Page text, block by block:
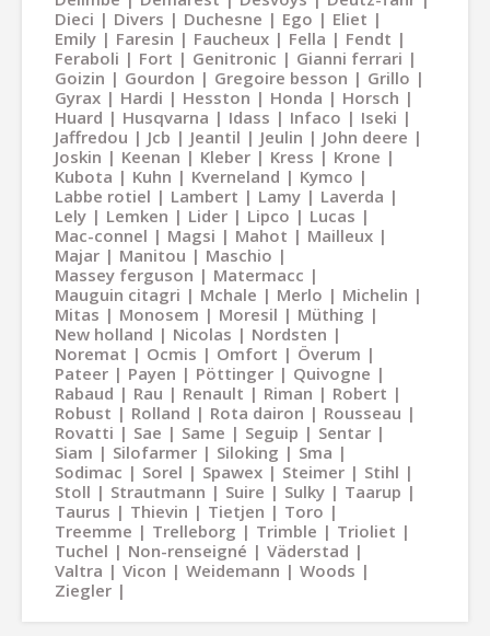
Dieci
Divers Duchesne Ego
Eliet
Emily
Faresin Faucheux Fella
Fendt
Feraboli
Fort Genitronic
Gianni ferrari
Goizin
Gourdon Gregoire besson
Grillo
Gyrax
Hardi Hesston Honda
Horsch
Huard
Husqvarna Idass Infaco
Iseki
Jaffredou
Jcb Jeantil Jeulin
John deere
Joskin
Keenan Kleber Kress
Krone
Kubota
Kuhn Kverneland
Kymco
Labbe rotiel
Lambert Lamy
Laverda
Lely
Lemken Lider Lipco
Lucas
Mac-connel
Magsi Mahot
Mailleux
Majar
Manitou
Maschio
Massey ferguson
Matermacc
Mauguin citagri
Mchale Merlo
Michelin
Mitas
Monosem Moresil
Müthing
New holland
Nicolas
Nordsten
Noremat
Ocmis Omfort
Överum
Pateer
Payen Pöttinger
Quivogne
Rabaud
Rau Renault Riman
Robert
Robust
Rolland Rota dairon
Rousseau
Rovatti
Sae Same Seguip
Sentar
Siam
Silofarmer Siloking
Sma
Sodimac
Sorel Spawex Steimer
Stihl
Stoll
Strautmann Suire Sulky
Taarup
Taurus
Thievin Tietjen
Toro
Treemme
Trelleborg Trimble
Trioliet
Tuchel
Non-renseigné
Väderstad
Valtra
Vicon Weidemann
Woods
Ziegler